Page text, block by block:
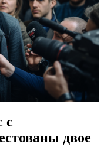
с
двое